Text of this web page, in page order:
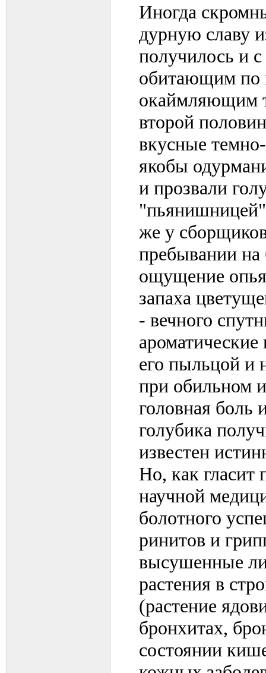
Иногда
дурную славу
получилось и
обитающим по
окаймляющим
второй
вкусные
якобы
и прозвали
же у
пребывании на
ощущение
запаха
- вечного
его пыльцой и
при обильном
головная боль
голубика
известен
Но, как гласит
научной
болотного
ринитов и
высушенные
растения в
(растение
бронхитах,
состоянии